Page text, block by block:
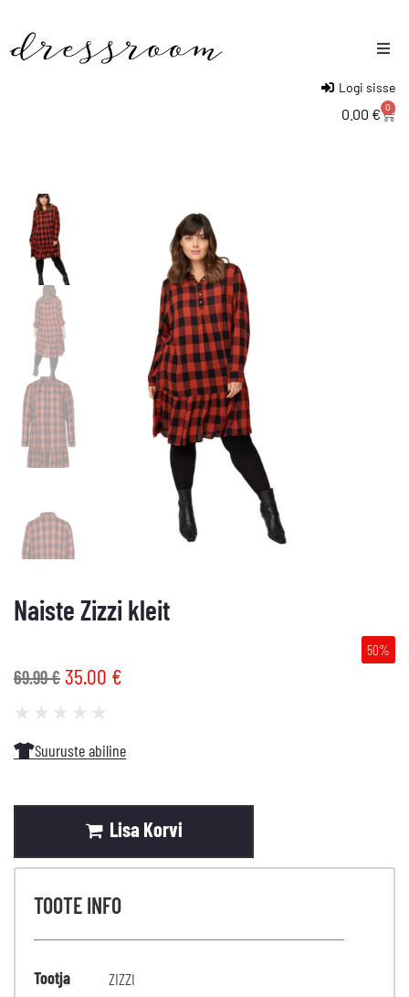
Logi sisse
0.00 € 0
Naiste Zizzi kleit
50%
69.99€ 35.00 €
★ ★ ★ ★ ★
Suuruste abiline
Lisa Korvi
TOOTE INFO
Tootja
ZIZZI